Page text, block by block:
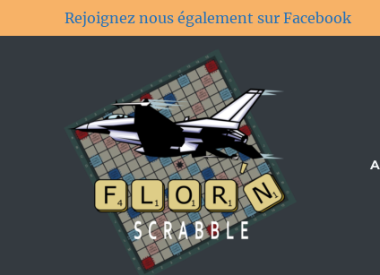
Rejoignez nous également sur Facebook